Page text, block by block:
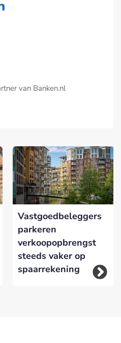
van Banken.nl
Vastgoedbeleggers
parkeren
verkoopopbrengst
steeds vaker op
spaarrekening